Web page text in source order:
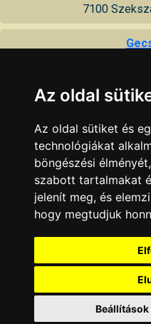
7100
kulcsmásolás, zárak,
7100
SZÁSZ
csavarok, szegek, zárak,
7100 Szekszárd,
Minden jog
Az oldal
Az oldal sütiket és
technológiákat
böngészési
szabott tartalmakat
jelenít meg, és
hogy megtudjuk